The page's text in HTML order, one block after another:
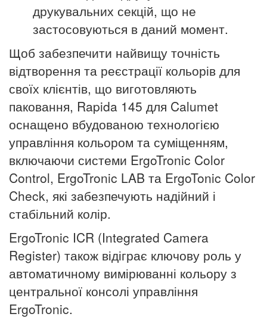
друкувальних секцій, що не
застосовуються в даний момент.
Щоб забезпечити найвищу точність
відтворення та реєстрації кольорів для
своїх клієнтів, що виготовляють
паковання, Rapida 145 для Calumet
оснащено вбудованою технологією
управління кольором та суміщенням,
включаючи системи ErgoTronic Color
Control, ErgoTronic LAB та ErgoTonic Color
Check, які забезпечують надійний і
стабільний колір.
ErgoTronic ICR (Integrated Camera
Register) також відіграє ключову роль у
автоматичному вимірюванні кольору з
центральної консолі управління
ErgoTronic.